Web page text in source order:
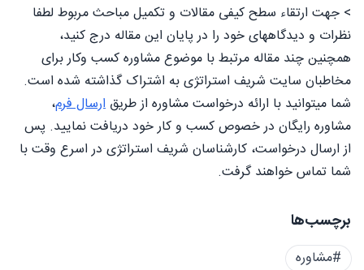
> جهت ارتقاء سطح کیفی مقالات و تکمیل مباحث مربوط لطفا
نظرات و دیدگاههای خود را در پایان این مقاله درج کنید،
همچنین چند مقاله مرتبط با موضوع مشاوره کسب وکار برای
مخاطبان سایت شریف استراتژی به اشتراک گذاشته شده است.
شما میتوانید با ارائه درخواست مشاوره از طریق ارسال فرم،
مشاوره رایگان در خصوص کسب و کار خود دریافت نمایید. پس
از ارسال درخواست، کارشناسان شریف استراتژی در اسرع وقت با
شما تماس خواهند گرفت.
برچسب‌ها
#مشاوره